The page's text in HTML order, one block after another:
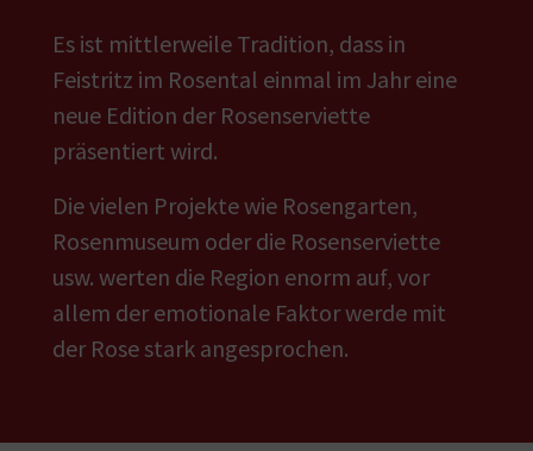
Es ist mittlerweile Tradition, dass in
Feistritz im Rosental einmal im Jahr eine
neue Edition der Rosenserviette
präsentiert wird.
Die vielen Projekte wie Rosengarten,
Rosenmuseum oder die Rosenserviette
usw. werten die Region enorm auf, vor
allem der emotionale Faktor werde mit
der Rose stark angesprochen.